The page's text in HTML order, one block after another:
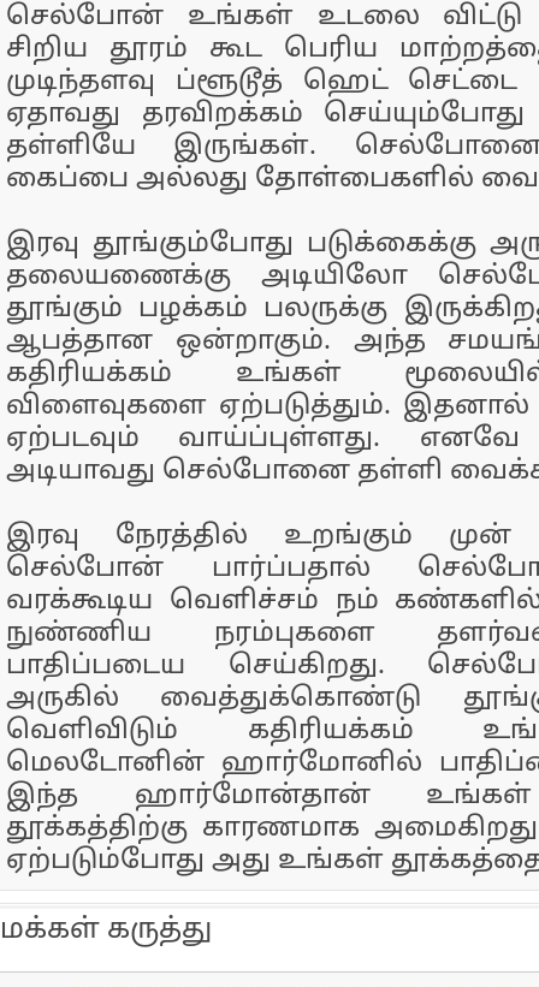
செல்போன் உங்கள் உடலை விட்டு
சிறிய தூரம் கூட பெரிய
முடிந்தளவு ப்ளூடூத் ஹெட் செட்டை
ஏதாவது தரவிறக்கம்
தள்ளியே இருங்கள். செல்போனை
கைப்பை அல்லது தோள்பைகளில்
இரவு தூங்கும்போது படுக்கைக்கு
தலையணைக்கு அடியிலோ
தூங்கும் பழக்கம் பலருக்கு
ஆபத்தான ஒன்றாகும். அந்த
கதிரியக்கம் உங்கள்
விளைவுகளை ஏற்படுத்தும். இதனால்
ஏற்படவும் வாய்ப்புள்ளது.
அடியாவது செல்போனை தள்ளி
இரவு நேரத்தில் உறங்கும் முன்
செல்போன் பார்ப்பதால்
வரக்கூடிய வெளிச்சம் நம் கண்களில்
நுண்ணிய நரம்புகளை
பாதிப்படைய செய்கிறது.
அருகில் வைத்துக்கொண்டு
வெளிவிடும் கதிரியக்கம்
மெலடோனின் ஹார்மோனில்
இந்த ஹார்மோன்தான் உங்கள்
தூக்கத்திற்கு காரணமாக
ஏற்படும்போது அது உங்கள் தூக்கத்தை
மக்கள் கருத்து